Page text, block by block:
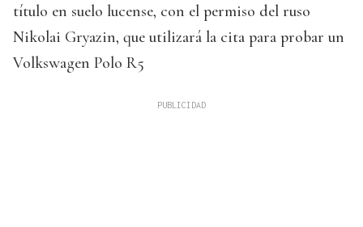
título en suelo lucense, con el permiso del ruso
Nikolai Gryazin, que utilizará la cita para probar un
Volkswagen Polo R5